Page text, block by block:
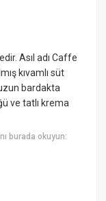
Asıl adı Caffe
kıvamlı süt
bardakta
ve tatlı krema
burada okuyun: